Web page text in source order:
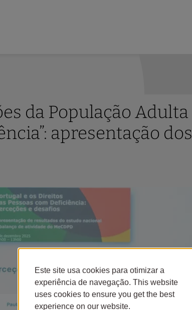
da População Adulta
apresentação dos
Este site usa cookies para otimizar a
experiência de navegação. This website
uses cookies to ensure you get the best
experience on our website.